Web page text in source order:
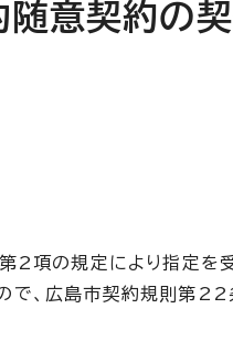
随意契約の
項の規定により指定を
で、広島市契約規則第